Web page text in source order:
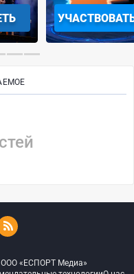
ООО «ЕСПОРТ Медиа»